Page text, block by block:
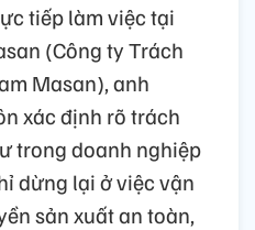
tiếp làm việc tại
(Công ty Trách
Masan), anh
xác định rõ trách
trong doanh nghiệp
dừng lại ở việc vận
sản xuất an toàn,